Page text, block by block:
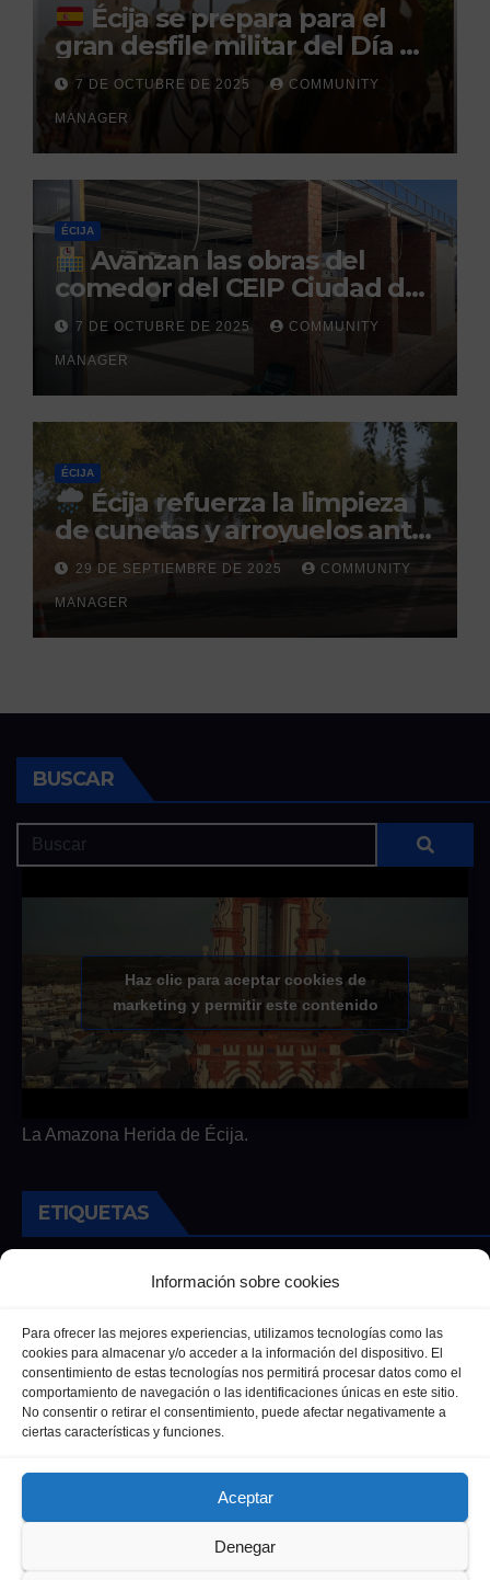
Información sobre cookies
Para ofrecer las mejores experiencias, utilizamos tecnologías como las
cookies para almacenar y/o acceder a la información del dispositivo. El
consentimiento de estas tecnologías nos permitirá procesar datos como el
comportamiento de navegación o las identificaciones únicas en este sitio.
No consentir o retirar el consentimiento, puede afectar negativamente a
ciertas características y funciones.
Aceptar
Denegar
Écija se prepara para el
gran desfile militar del Día de
la Hispanidad organizado por
el Centro Militar de Cría
Caballar
7 DE OCTUBRE DE 2025 COMMUNITY
MANAGER
ÉCIJA
Avanzan las obras del
comedor del CEIP Ciudad del
Sol: su finalización está
prevista para finales de 2025
7 DE OCTUBRE DE 2025 COMMUNITY
MANAGER
ÉCIJA
Écija refuerza la limpieza
de cunetas y arroyuelos ante
la llegada de las lluvias
otoñales
29 DE SEPTIEMBRE DE 2025 COMMUNITY
MANAGER
BUSCAR
Haz clic para aceptar cookies de
marketing y permitir este contenido
La Amazona Herida de Écija.
ETIQUETAS
Andalucía Cultura Deportes